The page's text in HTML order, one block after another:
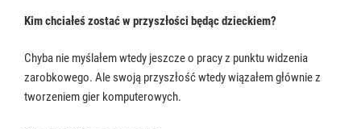
Kim chciałeś zostać w przyszłości będąc dzieckiem?
Chyba nie myślałem wtedy jeszcze o pracy z punktu widzenia
zarobkowego. Ale swoją przyszłość wtedy wiązałem głównie z
tworzeniem gier komputerowych.